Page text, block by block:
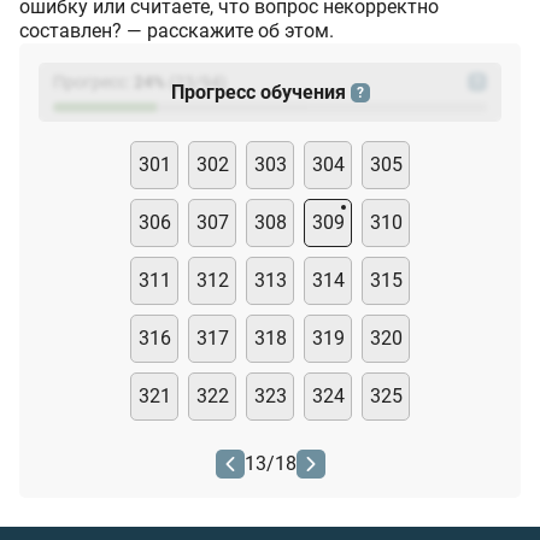
ошибку или считаете, что вопрос некорректно
составлен? — расскажите об этом.
(23
Прогресс обучения ?
301 302 303 304 305
306 307 308 309 310
311 312 313 314 315
316 317 318 319 320
321 322 323 324 325
13/18